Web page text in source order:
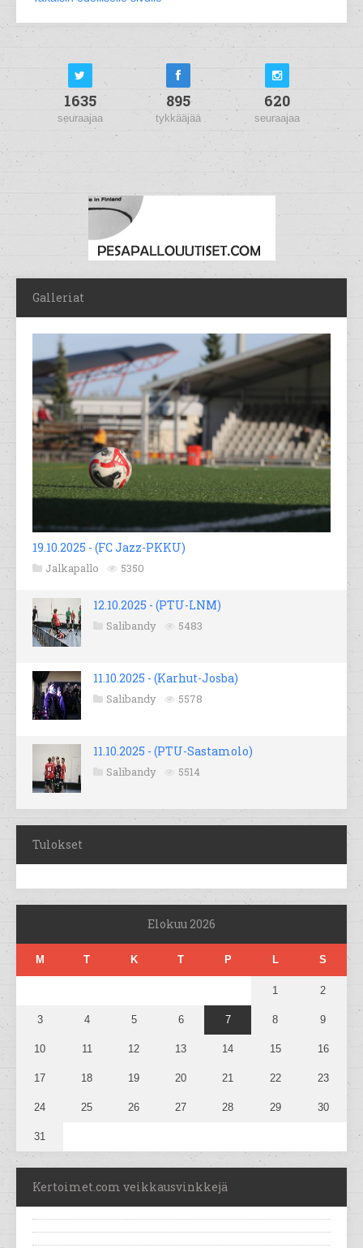
1635
seuraajaa
895
tykkääjää
620
seuraajaa
Galleriat
19.10.2025 - (FC Jazz-PKKU)
Jalkapallo 5350
12.10.2025 - (PTU-LNM)
Salibandy 5483
11.10.2025 - (Karhut-Josba)
Salibandy 5578
11.10.2025 - (PTU-Sastamolo)
Salibandy 5514
Tulokset
Elokuu 2026
M T K T P L S
1 2
3 4 5 6 7 8 9
10 11 12 13 14 15 16
17 18 19 20 21 22 23
24 25 26 27 28 29 30
31
Kertoimet.com veikkausvinkkejä